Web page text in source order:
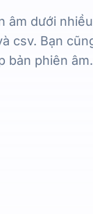
âm dưới
csv. Bạn
bản phiên âm.